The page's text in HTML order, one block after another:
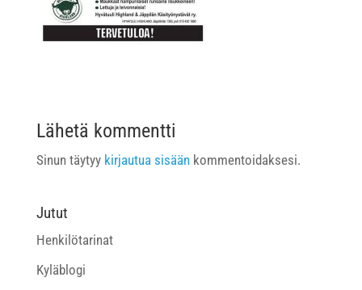
Lähetä kommentti
Sinun täytyy kirjautua sisäänkommentoidaksesi.
Jutut
Henkilötarinat
Kyläblogi